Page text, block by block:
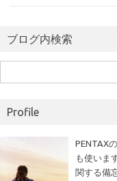
ブログ内検索
索:
Profile
PENTAX
も使いま
関する備